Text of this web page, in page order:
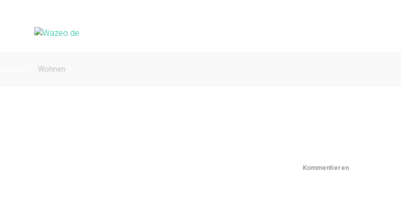
Wohnen
Kommentieren